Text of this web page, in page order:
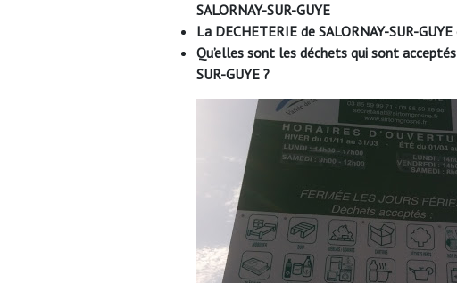
SALORNAY-SUR-GUYE
La DECHETERIE de SALORNAY-SUR-GUYE
Qu’elles sont les déchets qui sont
SUR-GUYE ?